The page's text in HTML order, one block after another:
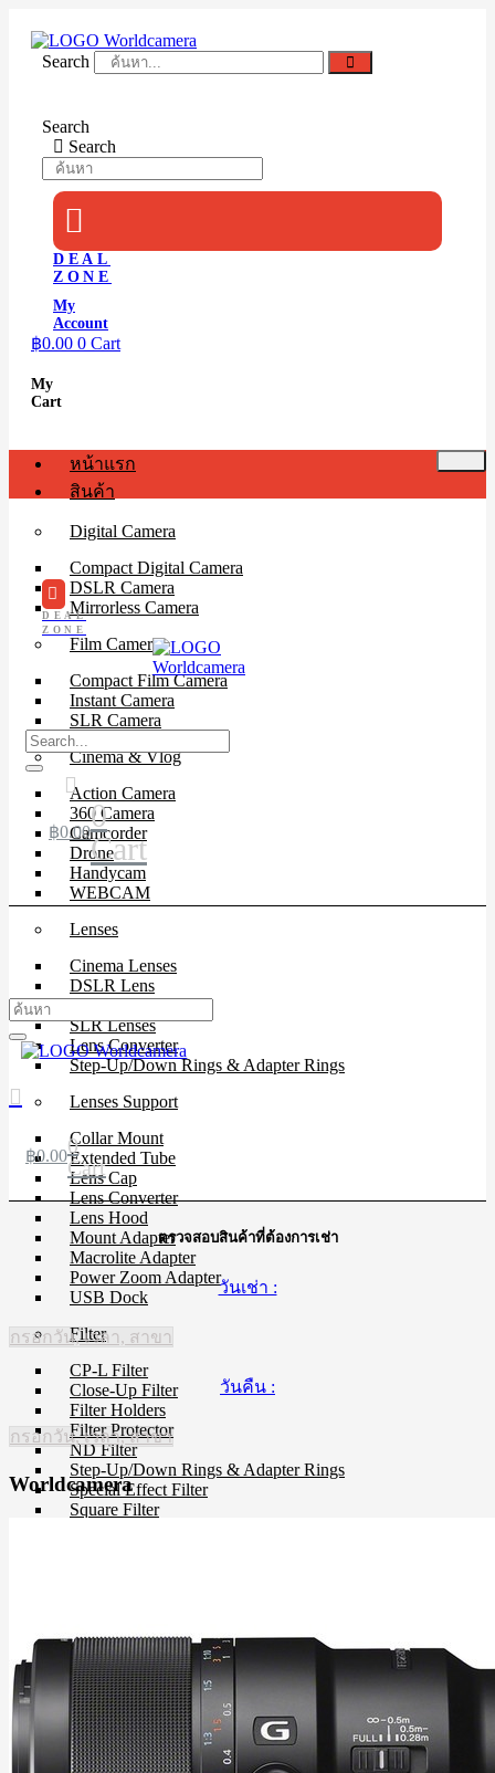
contentSearch
Search
Search
DEAL
ZONE
My
Account
฿0.00 0 Cart
My
Cart
หน้าแรก
สินค้า
Digital Camera
Compact Digital Camera
DSLR Camera
Mirrorless Camera
Film Camera
Compact Film Camera
Instant Camera
SLR Camera
Cinema & Vlog
Action Camera
360 Camera
Camcorder
Drone
Handycam
WEBCAM
Lenses
Cinema Lenses
DSLR Lens
Mirrorless Lens
SLR Lenses
Lens Converter
Step-Up/Down Rings & Adapter Rings
Lenses Support
Collar Mount
Extended Tube
Lens Cap
Lens Converter
Lens Hood
Mount Adapter
Macrolite Adapter
Power Zoom Adapter
USB Dock
Filter
CP-L Filter
Close-Up Filter
Filter Holders
Filter Protector
ND Filter
Step-Up/Down Rings & Adapter Rings
Special Effect Filter
Square Filter
Darkroom
Chemistry
Darkroom Equipment
Video Making Gear
DEAL
ZONE
฿0.000
Cart
฿0.000
Cart
ตรวจสอบสินค้าที่ต้องการเช่า
วันเช่า :
กรอกวัน, เวลา, สาขา
วันคืน :
กรอกวัน, เวลา, สาขา
Worldcamera